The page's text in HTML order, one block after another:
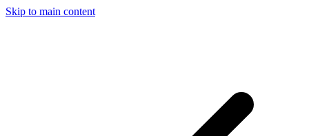
Skip to main content